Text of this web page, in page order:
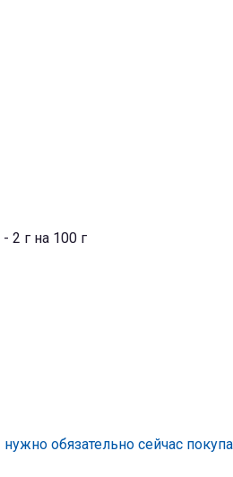
2 г на 100 г
обязательно сейчас